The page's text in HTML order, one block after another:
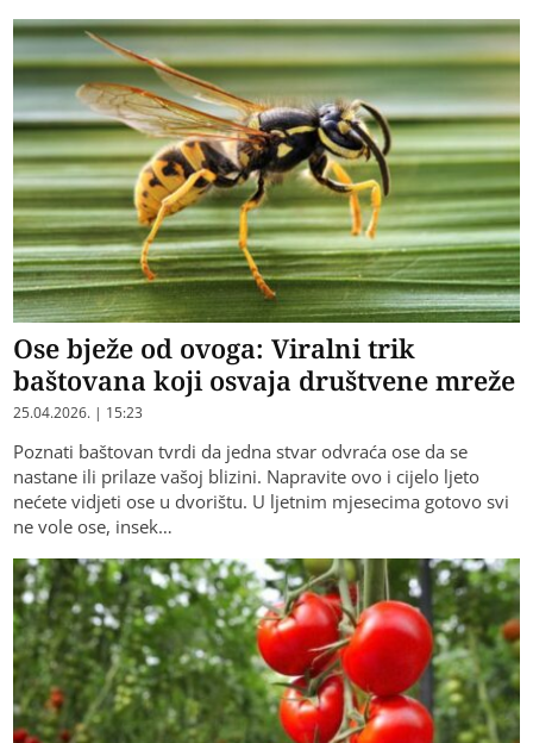
Ose bježe od ovoga: Viralni trik
baštovana koji osvaja društvene mreže
25.04.2026. | 15:23
Poznati baštovan tvrdi da jedna stvar odvraća ose da se
nastane ili prilaze vašoj blizini. Napravite ovo i cijelo ljeto
nećete vidjeti ose u dvorištu. U ljetnim mjesecima gotovo svi
ne vole ose, insek…